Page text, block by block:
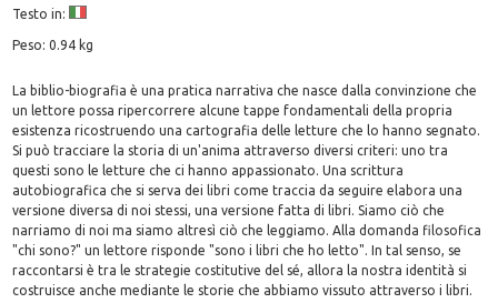
Testo in:
Peso: 0.94 kg
La biblio-biografia è una pratica narrativa che nasce dalla convinzione che
un lettore possa ripercorrere alcune tappe fondamentali della propria
esistenza ricostruendo una cartografia delle letture che lo hanno segnato.
Si può tracciare la storia di un'anima attraverso diversi criteri: uno tra
questi sono le letture che ci hanno appassionato. Una scrittura
autobiografica che si serva dei libri come traccia da seguire elabora una
versione diversa di noi stessi, una versione fatta di libri. Siamo ciò che
narriamo di noi ma siamo altresì ciò che leggiamo. Alla domanda filosofica
"chi sono?" un lettore risponde "sono i libri che ho letto". In tal senso, se
raccontarsi è tra le strategie costitutive del sé, allora la nostra identità si
costruisce anche mediante le storie che abbiamo vissuto attraverso i libri.